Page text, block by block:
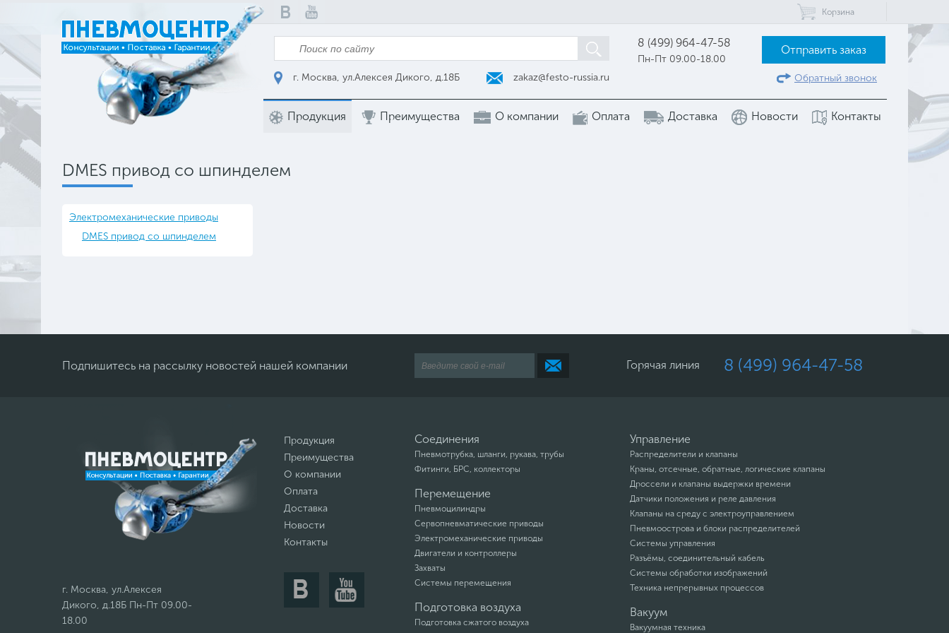
Корзина
г. Москва, ул.Алексея Дикого, д.18Б zakaz@festo-russia.ru
8 (499) 964-47-58
Пн-Пт 09.00-18.00
Отправить заказ
Обратный звонок
Продукция Преимущества О компании Оплата Доставка Новости Контакты
DMES привод со шпинделем
Электромеханические приводы
DMES привод со шпинделем
Подпишитесь на рассылку новостей нашей компании Горячая линия 8 (499) 964-47-58
г. Москва, ул.Алексея
Дикого, д.18Б Пн-Пт 09.00-
18.00
Продукция
Преимущества
О компании
Оплата
Доставка
Новости
Контакты
Соединения
Пневмотрубка, шланги, рукава, трубы
Фитинги, БРС, коллекторы
Перемещение
Пневмоцилиндры
Сервопневматические приводы
Электромеханические приводы
Двигатели и контроллеры
Захваты
Системы перемещения
Подготовка воздуха
Подготовка сжатого воздуха
Управление
Распределители и клапаны
Краны, отсечные, обратные, логические клапаны
Дроссели и клапаны выдержки времени
Датчики положения и реле давления
Клапаны на среду с электроуправлением
Пневмоострова и блоки распределителей
Системы управления
Разъёмы, соединительный кабель
Системы обработки изображений
Техника непрерывных процессов
Вакуум
Вакуумная техника